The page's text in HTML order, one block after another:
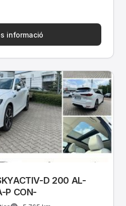
informació
D 200 AL-
P CON-